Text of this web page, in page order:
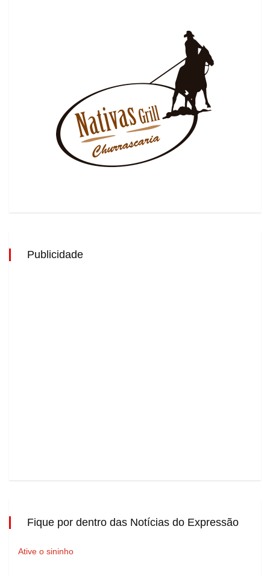
Publicidade
Fique por dentro das Notícias do Expressão
Ative o sininho